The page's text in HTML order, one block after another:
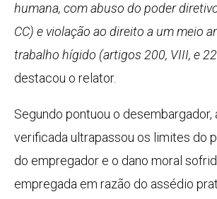
humana, com abuso do poder
CC) e violação ao direito a um meio
trabalho hígido (artigos 200, VIII, e
destacou o relator.
Segundo pontuou o desembargador,
verificada ultrapassou os limites do
do empregador e o dano moral
empregada em razão do assédio